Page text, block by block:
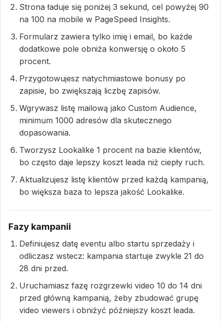
Strona ładuje się poniżej 3 sekund, cel powyżej 90
na 100 na mobile w PageSpeed Insights.
Formularz zawiera tylko imię i email, bo każde
dodatkowe pole obniża konwersję o około 5
procent.
Przygotowujesz natychmiastowe bonusy po
zapisie, bo zwiększają liczbę zapisów.
Wgrywasz listę mailową jako Custom Audience,
minimum 1000 adresów dla skutecznego
dopasowania.
Tworzysz Lookalike 1 procent na bazie klientów,
bo często daje lepszy koszt leada niż ciepły ruch.
Aktualizujesz listę klientów przed każdą kampanią,
bo większa baza to lepsza jakość Lookalike.
Fazy kampanii
Definiujesz datę eventu albo startu sprzedaży i
odliczasz wstecz: kampania startuje zwykle 21 do
28 dni przed.
Uruchamiasz fazę rozgrzewki video 10 do 14 dni
przed główną kampanią, żeby zbudować grupę
video viewers i obniżyć późniejszy koszt leada.